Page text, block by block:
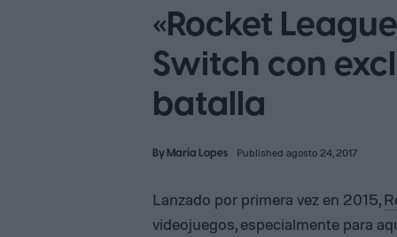
«Rocket
Switch con
batalla
ByMaría Lopes Published agosto 24, 2017
Lanzado por primera vez en 2015,
videojuegos, especialmente para